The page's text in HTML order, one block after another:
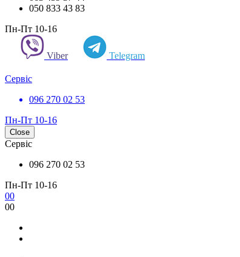
050 833 43 83
Пн-Пт 10-16
Viber Telegram
Сервіс
096 270 02 53
Пн-Пт 10-16
Close
Сервіс
096 270 02 53
Пн-Пт 10-16
00
00